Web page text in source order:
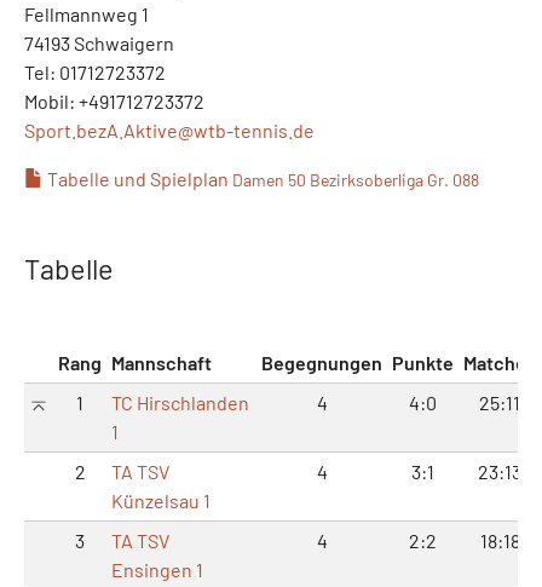
Fellmannweg 1
74193 Schwaigern
Tel: 01712723372
Mobil: +491712723372
Sport.bezA.Aktive@wtb-tennis.de
Tabelle und Spielplan Damen 50 Bezirksoberliga Gr. 088
Tabelle
Rang Mannschaft Begegnungen Punkte Matches
1
TC Hirschlanden
1
4 4:0 25:11
2
TA TSV
Künzelsau 1
4 3:1 23:13
3
TA TSV
Ensingen 1
4 2:2 18:18